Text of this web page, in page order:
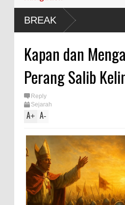
BREAK
Kapan dan
Perang Salib
Reply
Sejarah
A+ A-